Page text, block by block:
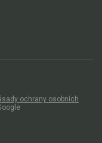
ochrany osobních